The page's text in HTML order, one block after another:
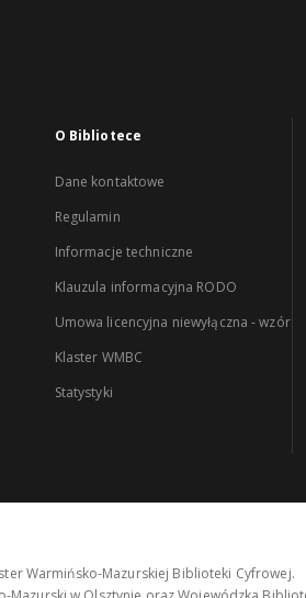
O Bibliotece
Dane kontaktowe
Regulamin
Informacje techniczne
Klauzula informacyjna RODO
Umowa licencyjna niewyłączna - wzór
Klaster WMBC
Statystyki
Warmińsko-Mazurskiej Biblioteki Cyfrowej.